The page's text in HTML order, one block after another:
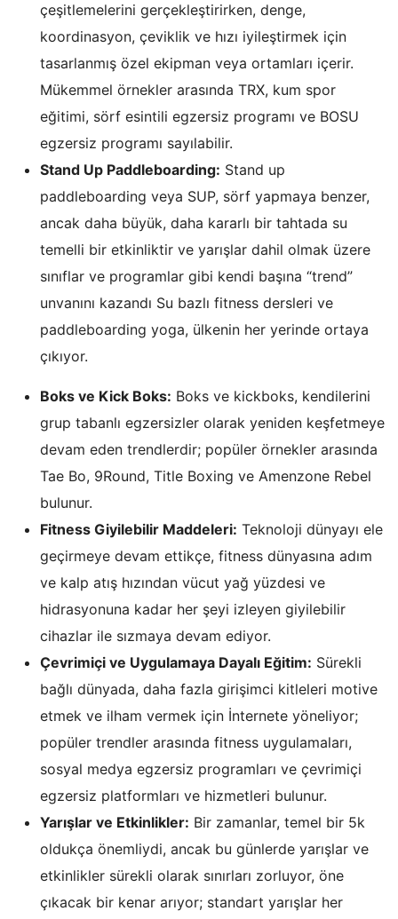
çeşitlemelerini gerçekleştirirken, denge,
koordinasyon, çeviklik ve hızı iyileştirmek için
tasarlanmış özel ekipman veya ortamları içerir.
Mükemmel örnekler arasında TRX, kum spor
eğitimi, sörf esintili egzersiz programı ve BOSU
egzersiz programı sayılabilir.
Stand Up Paddleboarding: Stand up
paddleboarding veya SUP, sörf yapmaya benzer,
ancak daha büyük, daha kararlı bir tahtada su
temelli bir etkinliktir ve yarışlar dahil olmak üzere
sınıflar ve programlar gibi kendi başına “trend”
unvanını kazandı Su bazlı fitness dersleri ve
paddleboarding yoga, ülkenin her yerinde ortaya
çıkıyor.
Boks ve Kick Boks: Boks ve kickboks, kendilerini
grup tabanlı egzersizler olarak yeniden keşfetmeye
devam eden trendlerdir; popüler örnekler arasında
Tae Bo, 9Round, Title Boxing ve Amenzone Rebel
bulunur.
Fitness Giyilebilir Maddeleri: Teknoloji dünyayı ele
geçirmeye devam ettikçe, fitness dünyasına adım
ve kalp atış hızından vücut yağ yüzdesi ve
hidrasyonuna kadar her şeyi izleyen giyilebilir
cihazlar ile sızmaya devam ediyor.
Çevrimiçi ve Uygulamaya Dayalı Eğitim: Sürekli
bağlı dünyada, daha fazla girişimci kitleleri motive
etmek ve ilham vermek için İnternete yöneliyor;
popüler trendler arasında fitness uygulamaları,
sosyal medya egzersiz programları ve çevrimiçi
egzersiz platformları ve hizmetleri bulunur.
Yarışlar ve Etkinlikler: Bir zamanlar, temel bir 5k
oldukça önemliydi, ancak bu günlerde yarışlar ve
etkinlikler sürekli olarak sınırları zorluyor, öne
çıkacak bir kenar arıyor; standart yarışlar her